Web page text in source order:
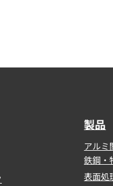
製品
アルミ
鉄鋼・
表面処